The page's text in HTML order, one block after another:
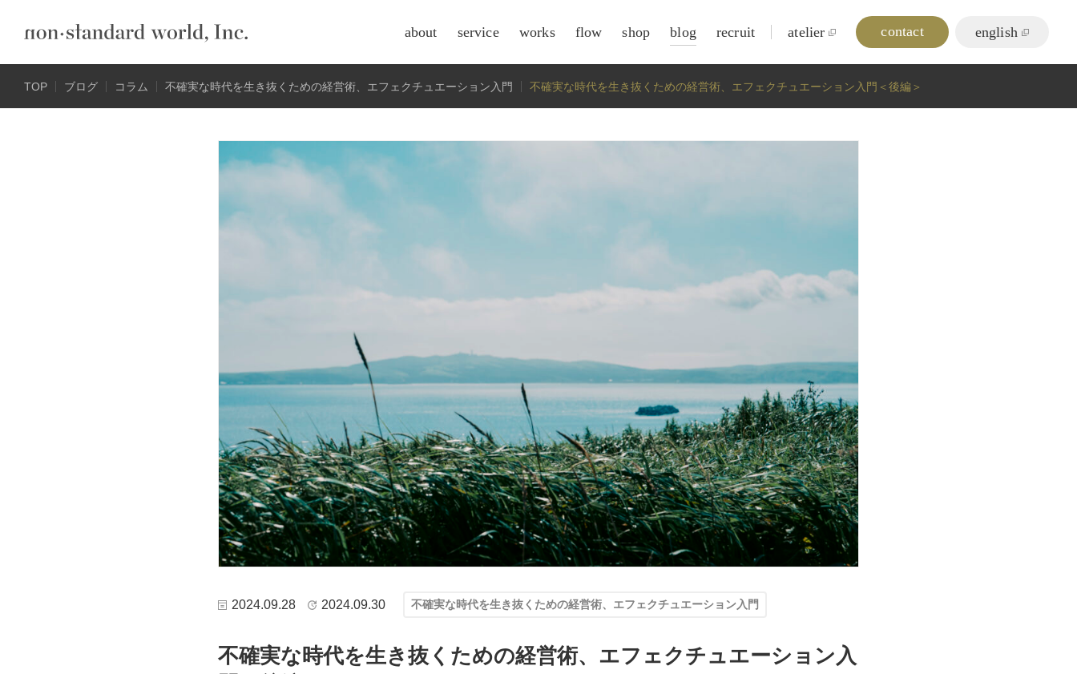
about
csr
service works flow shop blog recruit atelier contact english
TOP ブログ コラム 不確実な時代を生き抜くための経営術、エフェクチュエーション入門 不確実な時代を生き抜くための経営術、エフェクチュエーション入門＜後編＞
2024.09.28 2024.09.30 不確実な時代を生き抜くための経営術、エフェクチュエーション入門
不確実な時代を生き抜くための経営術、エフェクチュエーション入